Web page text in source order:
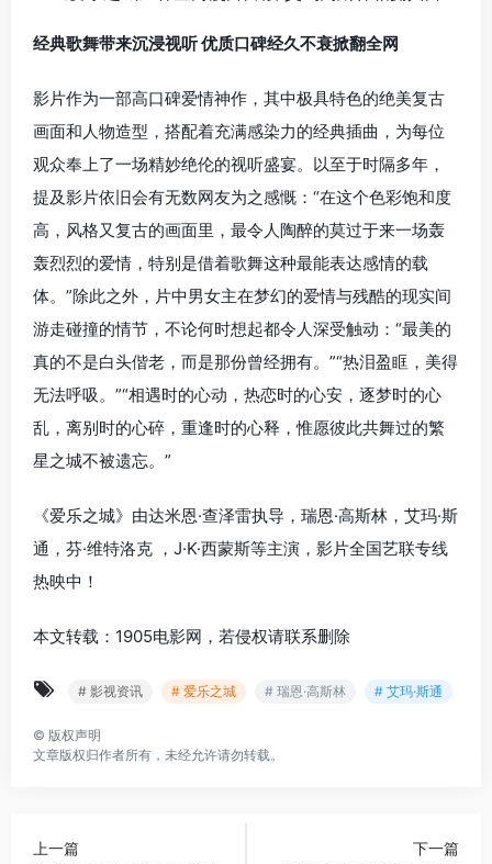
经典歌舞带来沉浸视听 优质口碑经久不衰掀翻全网
影片作为一部高口碑爱情神作，其中极具特色的绝美复古
画面和人物造型，搭配着充满感染力的经典插曲，为每位
观众奉上了一场精妙绝伦的视听盛宴。以至于时隔多年，
提及影片依旧会有无数网友为之感慨：“在这个色彩饱和度
高，风格又复古的画面里，最令人陶醉的莫过于来一场轰
轰烈烈的爱情，特别是借着歌舞这种最能表达感情的载
体。”除此之外，片中男女主在梦幻的爱情与残酷的现实间
游走碰撞的情节，不论何时想起都令人深受触动：“最美的
真的不是白头偕老，而是那份曾经拥有。”“热泪盈眶，美得
无法呼吸。”“相遇时的心动，热恋时的心安，逐梦时的心
乱，离别时的心碎，重逢时的心释，惟愿彼此共舞过的繁
星之城不被遗忘。”
《爱乐之城》由达米恩·查泽雷执导，瑞恩·高斯林，艾玛·斯
通，芬·维特洛克 ，J·K·西蒙斯等主演，影片全国艺联专线
热映中！
本文转载：1905电影网，若侵权请联系删除
# 影视资讯 # 爱乐之城 # 瑞恩·高斯林 # 艾玛·斯通
© 版权声明
文章版权归作者所有，未经允许请勿转载。
上一篇 下一篇